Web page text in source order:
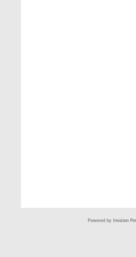
Powered by Invision